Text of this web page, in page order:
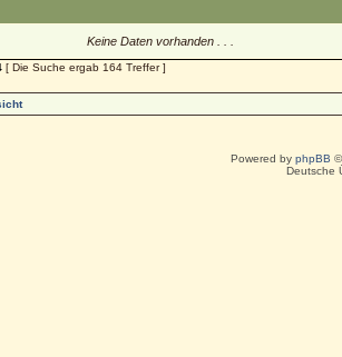
Keine Daten vorhanden . . .
[ Die Suche ergab 164 Treffer ]
Powered by phpBB
Deutsche